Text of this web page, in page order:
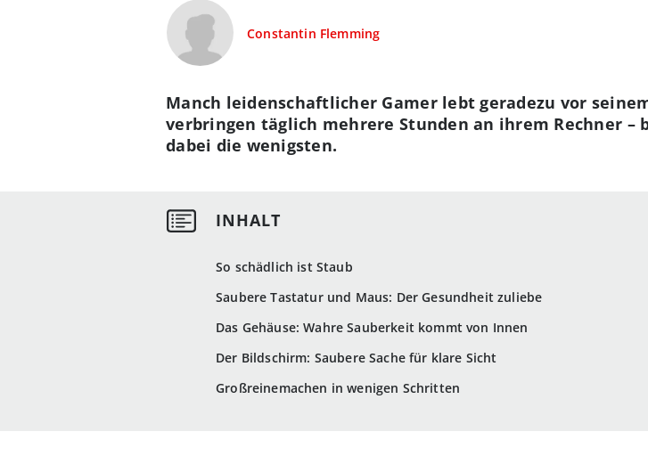
Constantin Flemming
So schädlich ist Staub
Saubere Tastatur und Maus: Der Gesundheit zuliebe
Das Gehäuse: Wahre Sauberkeit kommt von Innen
Der Bildschirm: Saubere Sache für klare Sicht
Großreinemachen in wenigen Schritten
Manch leidenschaftlicher Gamer lebt geradezu vor
verbringen täglich mehrere Stunden an ihrem Rechner
dabei die wenigsten.